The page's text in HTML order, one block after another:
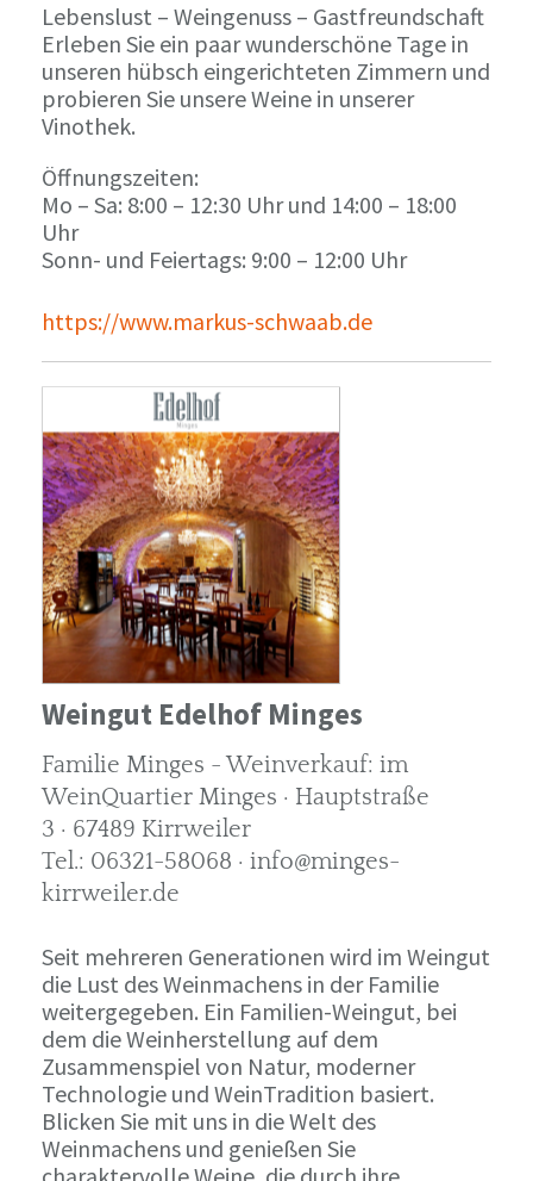
Lebenslust – Weingenuss – Gastfreundschaft
Erleben Sie ein paar wunderschöne Tage in
unseren hübsch eingerichteten Zimmern und
probieren Sie unsere Weine in unserer
Vinothek.
Öffnungszeiten:
Mo – Sa: 8:00 – 12:30 Uhr und 14:00 – 18:00
Uhr
Sonn- und Feiertags: 9:00 – 12:00 Uhr
https://www.markus-schwaab.de
Weingut Edelhof Minges
Familie Minges - Weinverkauf: im
WeinQuartier Minges · Hauptstraße
3 · 67489 Kirrweiler
Tel.: 06321-58068 · info@minges-
kirrweiler.de
Seit mehreren Generationen wird im Weingut
die Lust des Weinmachens in der Familie
weitergegeben. Ein Familien-Weingut, bei
dem die Weinherstellung auf dem
Zusammenspiel von Natur, moderner
Technologie und WeinTradition basiert.
Blicken Sie mit uns in die Welt des
Weinmachens und genießen Sie